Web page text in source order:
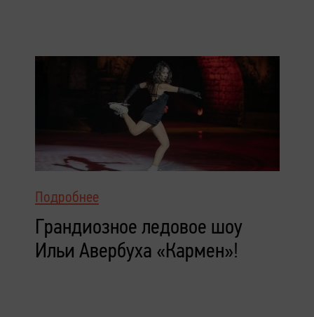
Подробнее
Грандиозное ледовое шоу
Ильи Авербуха «Кармен»!